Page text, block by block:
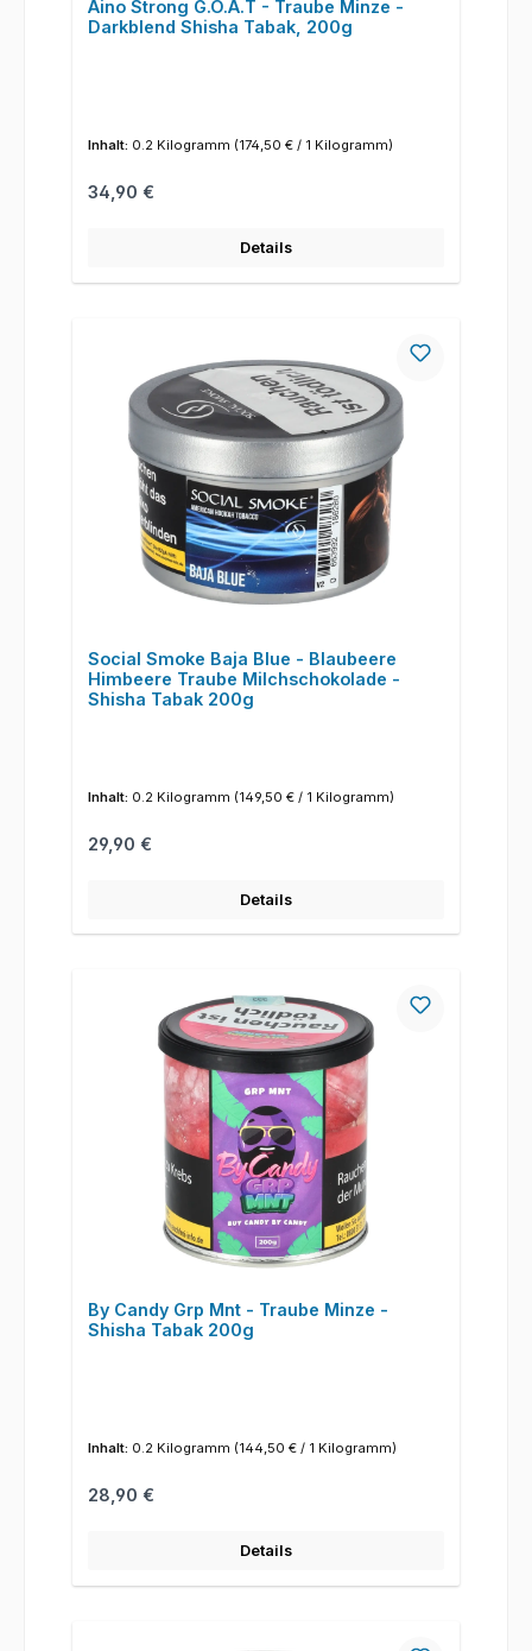
Aino Strong G.O.A.T - Traube Minze -
Darkblend Shisha Tabak, 200g
Inhalt: 0.2 Kilogramm (174,50 € / 1 Kilogramm)
Regulärer Preis:
34,90 €
Details
Social Smoke Baja Blue - Blaubeere
Himbeere Traube Milchschokolade -
Shisha Tabak 200g
Inhalt: 0.2 Kilogramm (149,50 € / 1 Kilogramm)
Regulärer Preis:
29,90 €
Details
By Candy Grp Mnt - Traube Minze -
Shisha Tabak 200g
Inhalt: 0.2 Kilogramm (144,50 € / 1 Kilogramm)
Regulärer Preis:
28,90 €
Details